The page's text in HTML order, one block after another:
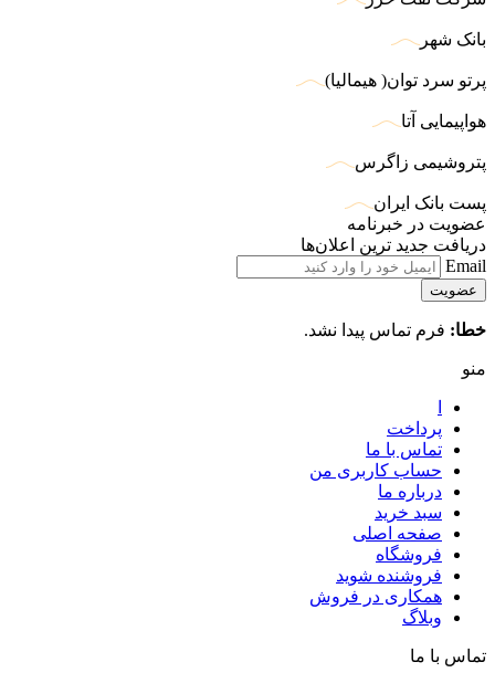
بانک شهر
پرتو سرد توان( هیمالیا)
هواپیمایی آتا
پتروشیمی زاگرس
پست بانک ایران
عضویت در خبرنامه
دریافت جدید ترین اعلان‌ها
Email
خطا: فرم تماس پیدا نشد.
منو
پرداخت
تماس با ما
حساب کاربری من
درباره ما
سبد خرید
صفحه اصلی
فروشگاه
فروشنده شوید
همکاری در فروش
وبلاگ
تماس با ما